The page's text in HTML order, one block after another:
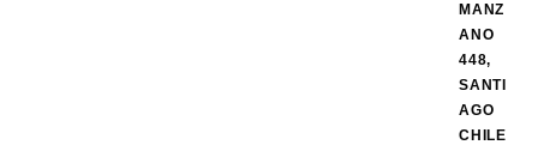
MANZ
ANO
448,
SANTI
AGO
CHILE